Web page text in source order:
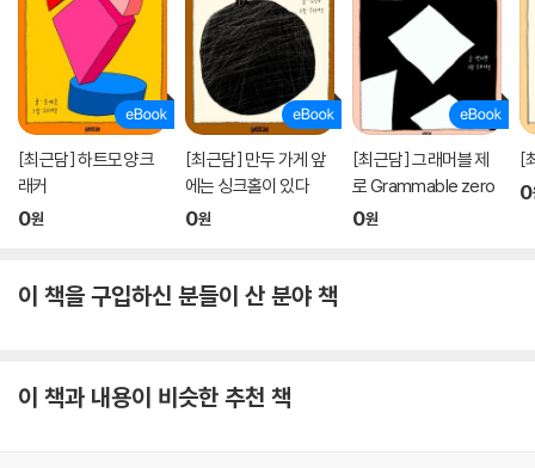
[최근담] 하트모양 크
래커
0원
[최근담] 만두 가게 앞
에는 싱크홀이 있다
0원
[최근담] 그래머블 제
로 Grammable zero
0원
[
0
이 책을 구입하신 분들이 산 분야 책
이 책과 내용이 비슷한 추천 책